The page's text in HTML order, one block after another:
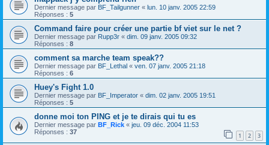
Dernier message par BF_Tailgunner « lun. 10 janv. 2005 22:59
Réponses : 5
Command faire pour créer une partie bf viet sur le net ?
Dernier message par Rupp3r « dim. 09 janv. 2005 09:32
Réponses : 8
comment sa marche team speak??
Dernier message par BF_Lethal « ven. 07 janv. 2005 21:18
Réponses : 6
Huey's Fight 1.0
Dernier message par BF_Imperator « dim. 02 janv. 2005 19:51
Réponses : 5
donne moi ton PING et je te dirais qui tu es
Dernier message par BF_Rick « jeu. 09 déc. 2004 11:53
Réponses : 37 1 2 3